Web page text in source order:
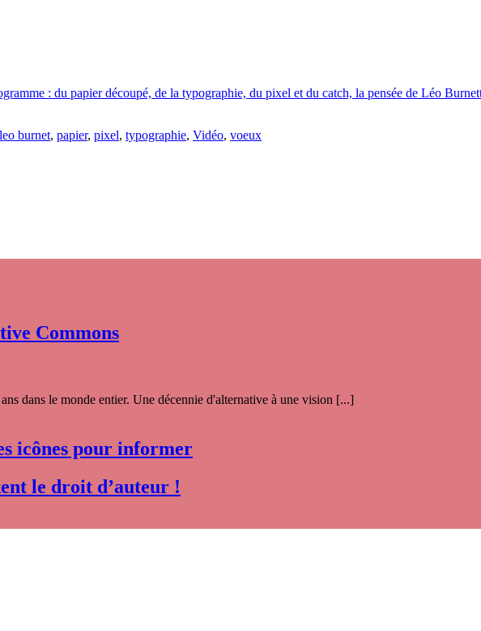
: du papier découpé, de la typographie, du pixel et du catch, la pensée de Léo
leo burnet, papier, pixel, typographie, Vidéo, voeux
Commons
dans le monde entier. Une décennie d'alternative à une vision [...]
icônes pour informer
le droit d’auteur !